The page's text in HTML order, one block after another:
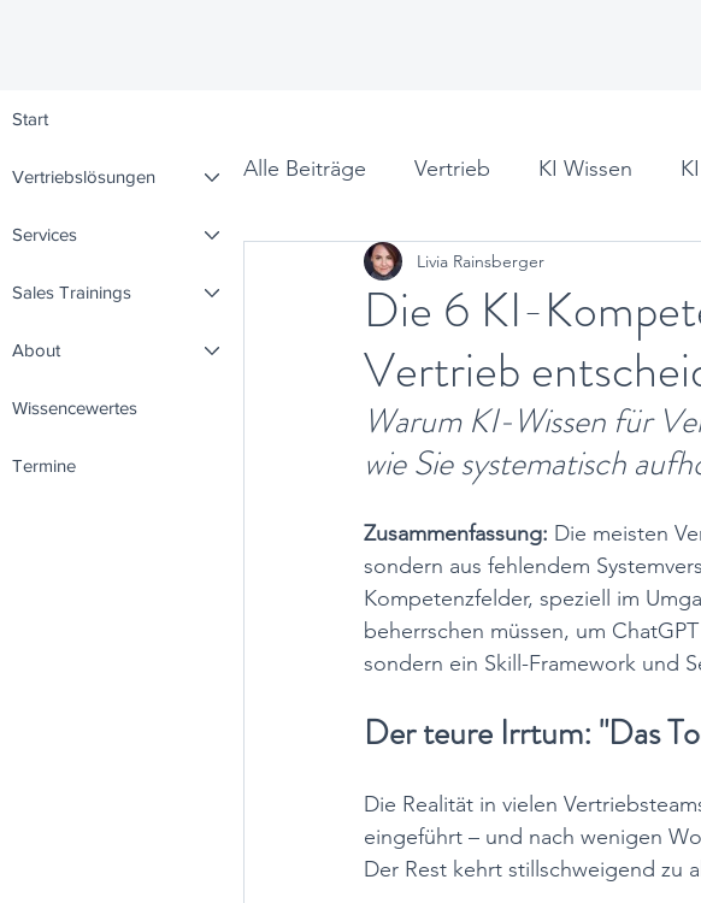
Start
Vertriebslösungen
Services
Sales Trainings
About
Wissencewertes
Termine
Alle Beiträge Vertrieb KI Wissen
Leadership Denkpunkt
Die 6 KI-
Vertrieb
Livia Rainsberger
Warum KI-Wissen für
wie Sie systematisch
Zusammenfassung: Die meisten
sondern aus fehlendem
Kompetenzfelder, speziell im
beherrschen müssen, um
sondern ein Skill-Framework und
Der teure Irrtum: "Das
Die Realität in vielen
eingeführt – und nach wenigen
Der Rest kehrt stillschweigend zu